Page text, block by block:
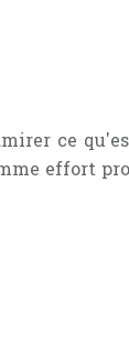
ce
effort